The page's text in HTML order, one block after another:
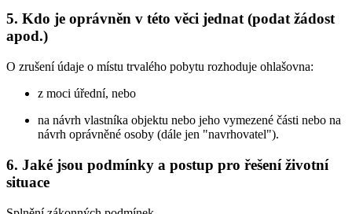
5. Kdo je oprávněn v této věci jednat (podat žádost
apod.)
O zrušení údaje o místu trvalého pobytu rozhoduje ohlašovna:
z moci úřední, nebo
na návrh vlastníka objektu nebo jeho vymezené části nebo na
návrh oprávněné osoby (dále jen "navrhovatel").
6. Jaké jsou podmínky a postup pro řešení životní
situace